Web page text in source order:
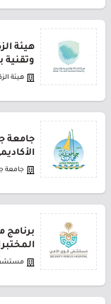
هيئة
وتقنية
هيئة
جامعة
جامعة